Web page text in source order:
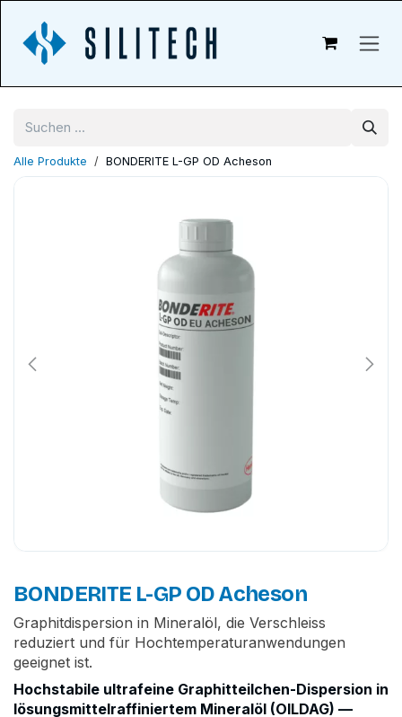
Alle Produkte BONDERITE L-GP OD Acheson
BONDERITE L-GP OD Acheson
Graphitdispersion in Mineralöl, die Verschleiss
reduziert und für Hochtemperaturanwendungen
geeignet ist.
Hochstabile ultrafeine Graphitteilchen-Dispersion in
lösungsmittelraffiniertem Mineralöl (OILDAG) —